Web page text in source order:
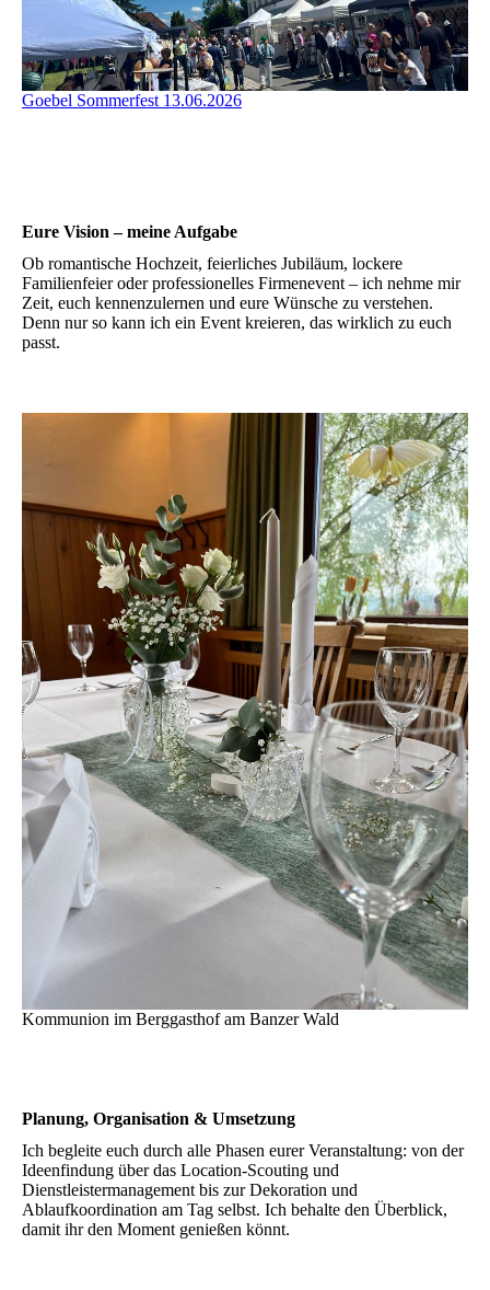
Goebel Sommerfest 13.06.2026
Eure Vision – meine Aufgabe
Ob romantische Hochzeit, feierliches Jubiläum, lockere
Familienfeier oder professionelles Firmenevent – ich nehme mir
Zeit, euch kennenzulernen und eure Wünsche zu verstehen.
Denn nur so kann ich ein Event kreieren, das wirklich zu euch
passt.
Kommunion im Berggasthof am Banzer Wald
Planung, Organisation & Umsetzung
Ich begleite euch durch alle Phasen eurer Veranstaltung: von der
Ideenfindung über das Location-Scouting und
Dienstleistermanagement bis zur Dekoration und
Ablaufkoordination am Tag selbst. Ich behalte den Überblick,
damit ihr den Moment genießen könnt.